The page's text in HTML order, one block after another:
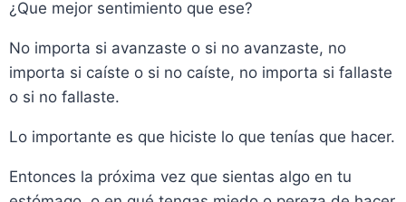
¿Que mejor sentimiento que ese?
No importa si avanzaste o si no avanzaste, no
importa si caíste o si no caíste, no importa si fallaste
o si no fallaste.
Lo importante es que hiciste lo que tenías que hacer.
Entonces la próxima vez que sientas algo en tu